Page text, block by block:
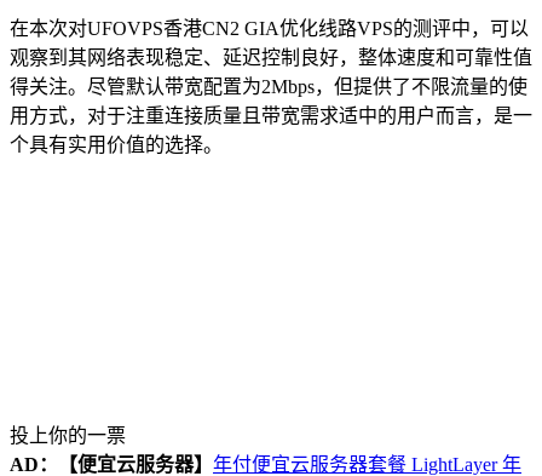
在本次对UFOVPS香港CN2 GIA优化线路VPS的测评中，可以
观察到其网络表现稳定、延迟控制良好，整体速度和可靠性值
得关注。尽管默认带宽配置为2Mbps，但提供了不限流量的使
用方式，对于注重连接质量且带宽需求适中的用户而言，是一
个具有实用价值的选择。
投上你的一票
AD：
【便宜云服务器】 年付便宜云服务器套餐 LightLayer 年